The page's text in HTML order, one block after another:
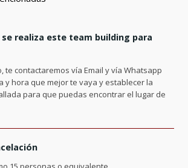
se realiza este team building para
te contactaremos vía Email y vía Whatsapp
y hora que mejor te vaya y establecer la
para que puedas encontrar el lugar de